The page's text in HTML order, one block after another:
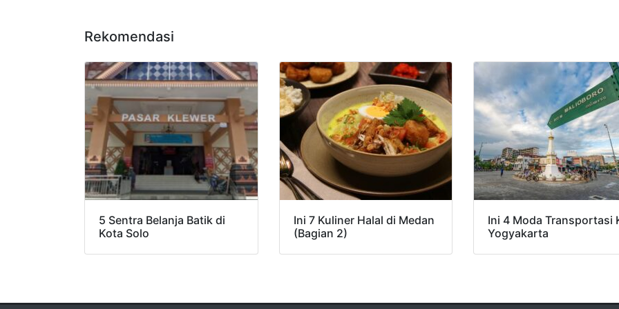
Rekomendasi
5 Sentra Belanja Batik di
Kota Solo
Ini 7 Kuliner Halal di Medan
(Bagian 2)
Ini 4 Moda Transportasi
Yogyakarta